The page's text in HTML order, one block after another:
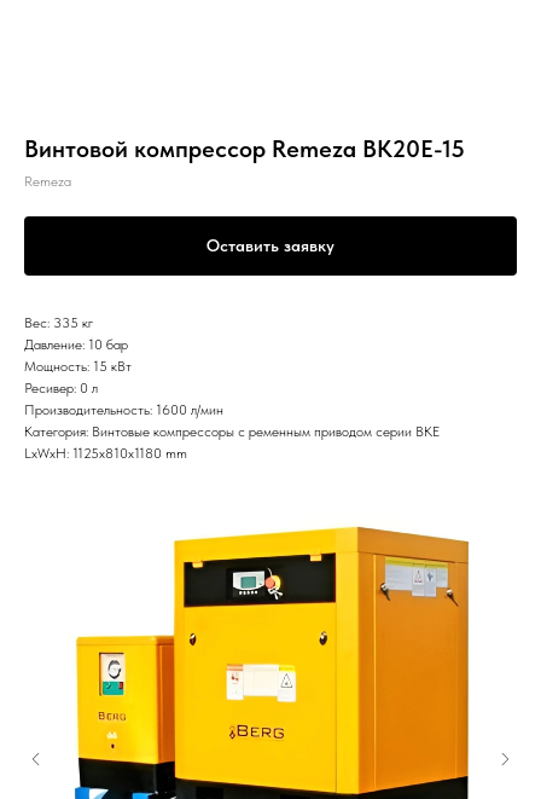
Винтовой компрессор Remeza ВК20Е-15
Remeza
Оставить заявку
Вес: 335 кг
Давление: 10 бар
Мощность: 15 кВт
Ресивер: 0 л
Производительность: 1600 л/мин
Категория: Винтовые компрессоры с ременным приводом серии ВКЕ
LxWxH: 1125x810x1180 mm